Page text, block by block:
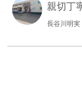
親切丁
長谷川明実